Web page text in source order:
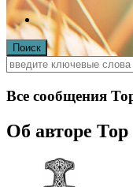
Все сообщения
Об авторе Тор